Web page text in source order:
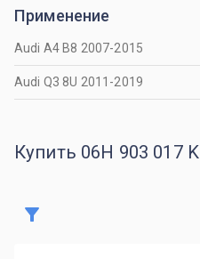
Применение
Audi A4 B8 2007-2015
Audi Q3 8U 2011-2019
Купить 06H 903 017 K